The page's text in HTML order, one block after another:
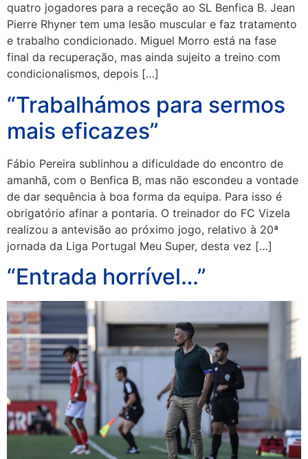
quatro jogadores para a receção ao SL Benfica B. Jean
Pierre Rhyner tem uma lesão muscular e faz tratamento
e trabalho condicionado. Miguel Morro está na fase
final da recuperação, mas ainda sujeito a treino com
condicionalismos, depois […]
“Trabalhámos para sermos
mais eficazes”
Fábio Pereira sublinhou a dificuldade do encontro de
amanhã, com o Benfica B, mas não escondeu a vontade
de dar sequência à boa forma da equipa. Para isso é
obrigatório afinar a pontaria. O treinador do FC Vizela
realizou a antevisão ao próximo jogo, relativo à 20ª
jornada da Liga Portugal Meu Super, desta vez […]
“Entrada horrível…”